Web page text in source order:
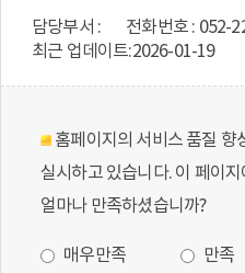
담당부서 :
전화번호 : 052-
최근 업데이트:2026-01-19
홈페이지의 서비스 품질 향
실시하고 있습니다. 이 페이
얼마나 만족하셨습니까?
매우만족 만족